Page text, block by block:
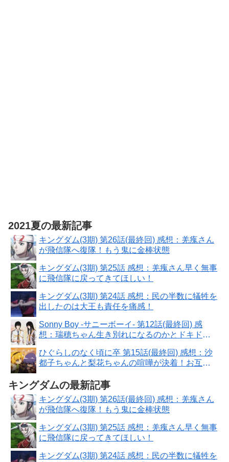
2021夏の最新記事
キングダム(3期) 第26話(最終回) 感想：羌瘣さん
が飛信隊へ復隊！もう鬼に金棒状態
キングダム(3期) 第25話 感想：羌瘣さん早く無事
に飛信隊に戻ってきてほしい！
キングダム(3期) 第24話 感想：民の半数に犠牲を
出したのは大王も責任を痛感！
Sonny Boy -サニーボーイ- 第12話(最終回) 感
想：瑞穂ちゃん生き別れになるのかとドキド
ひぐらしのなく頃に卒 第15話(最終回) 感想：沙
都子ちゃんと梨花ちゃんの喧嘩が決着！お互い
キングダムの最新記事
キングダム(3期) 第26話(最終回) 感想：羌瘣さん
が飛信隊へ復隊！もう鬼に金棒状態
キングダム(3期) 第25話 感想：羌瘣さん早く無事
に飛信隊に戻ってきてほしい！
キングダム(3期) 第24話 感想：民の半数に犠牲を